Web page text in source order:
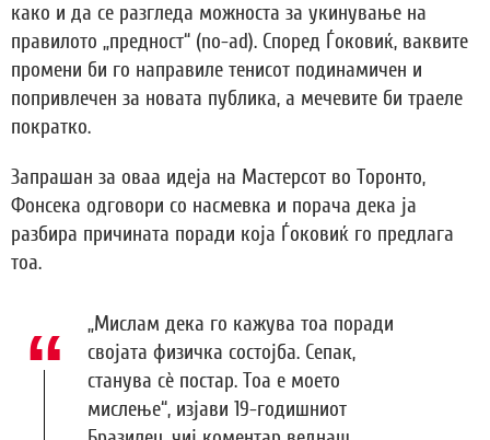
како и да се разгледа можноста за укинување на
правилото „предност“ (no-ad). Според Ѓоковиќ, ваквите
промени би го направиле тенисот подинамичен и
попривлечен за новата публика, а мечевите би траеле
пократко.
Запрашан за оваа идеја на Мастерсот во Торонто,
Фонсека одговори со насмевка и порача дека ја
разбира причината поради која Ѓоковиќ го предлага
тоа.
„Мислам дека го кажува тоа поради
својата физичка состојба. Сепак,
станува сè постар. Тоа е моето
мислење“, изјави 19-годишниот